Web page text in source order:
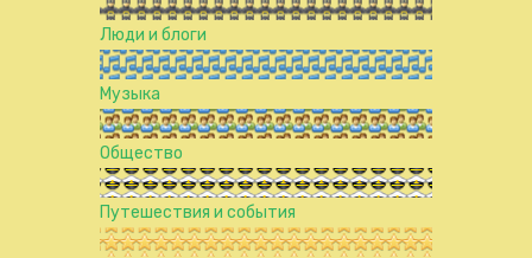
Люди и блоги
Музыка
Общество
Путешествия и события